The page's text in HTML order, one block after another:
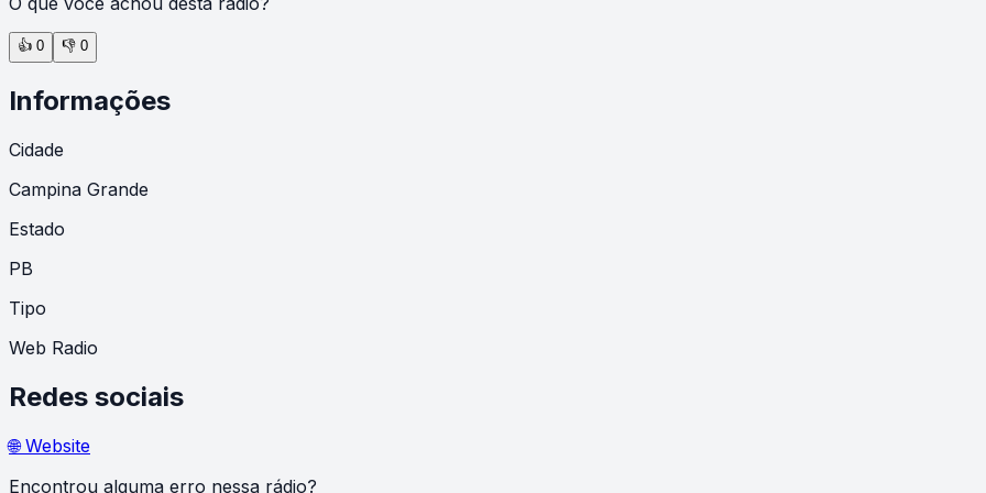
👍 0 👎 0
Informações
Cidade
Campina Grande
Estado
PB
Tipo
Web Radio
Redes sociais
🌐 Website
Encontrou alguma erro nessa rádio?